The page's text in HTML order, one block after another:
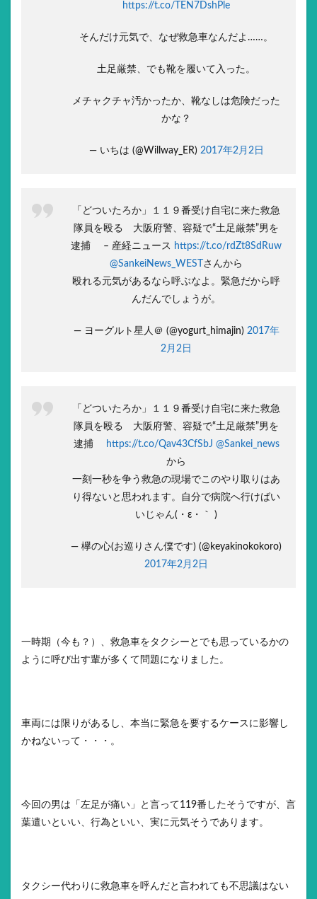
https://t.co/TEN7DshPle
そんだけ元気で、なぜ救急車なんだよ……。
土足厳禁、でも靴を履いて入った。
メチャクチャ汚かったか、靴なしは危険だった
かな？
— いちは (@Willway_ER) 2017年2月2日
「どついたろか」１１９番受け自宅に来た救急
隊員を殴る 大阪府警、容疑で“土足厳禁”男を
逮捕 – 産経ニュース https://t.co/rdZt8SdRuw
@SankeiNews_WEST さんから
殴れる元気があるなら呼ぶなよ。緊急だから呼
んだんでしょうが。
— ヨーグルト星人＠ (@yogurt_himajin) 2017年
2月2日
「どついたろか」１１９番受け自宅に来た救急
隊員を殴る 大阪府警、容疑で“土足厳禁”男を
逮捕
https://t.co/Qav43CfSbJ @Sankei_news
から
一刻一秒を争う救急の現場でこのやり取りはあ
り得ないと思われます。自分で病院へ行けばい
いじゃん(・ε・｀ )
— 欅の心(お巡りさん僕です) (@keyakinokokoro)
2017年2月2日
一時期（今も？）、救急車をタクシーとでも思っているかの
ように呼び出す輩が多くて問題になりました。
車両には限りがあるし、本当に緊急を要するケースに影響し
かねないって・・・。
今回の男は「左足が痛い」と言って119番したそうですが、言
葉遣いといい、行為といい、実に元気そうであります。
タクシー代わりに救急車を呼んだと言われても不思議はない